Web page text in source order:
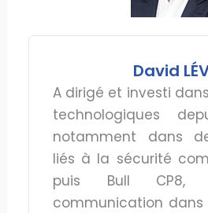
David
A dirigé et investi
technologiques
notamment dans
liés à la sécurité
puis Bull
communication